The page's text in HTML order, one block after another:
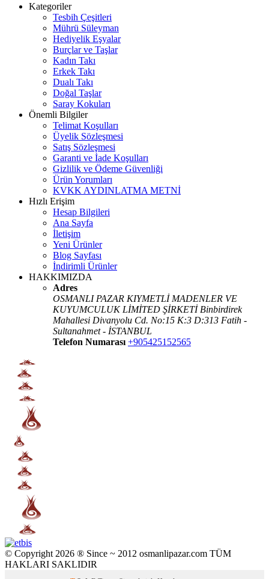
Kategoriler
Tesbih Çeşitleri
Mührü Süleyman
Hediyelik Eşyalar
Burçlar ve Taşlar
Kadın Takı
Erkek Takı
Dualı Takı
Doğal Taşlar
Saray Kokuları
Önemli Bilgiler
Telimat Koşulları
Üyelik Sözleşmesi
Satış Sözleşmesi
Garanti ve İade Koşulları
Gizlilik ve Ödeme Güvenliği
Ürün Yorumları
KVKK AYDINLATMA METNİ
Hızlı Erişim
Hesap Bilgileri
Ana Sayfa
İletişim
Yeni Ürünler
Blog Sayfası
İndirimli Ürünler
HAKKIMIZDA
Adres
OSMANLI PAZAR KIYMETLİ MADENLER VE
KUYUMCULUK LİMİTED ŞİRKETİ Binbirdirek
Mahallesi Divanyolu Cd. No:15 K:3 D:313 Fatih -
Sultanahmet - İSTANBUL
Telefon Numarası +905425152565
© Copyright 2026 ® Since ~ 2012 osmanlipazar.com TÜM
HAKLARI SAKLIDIR